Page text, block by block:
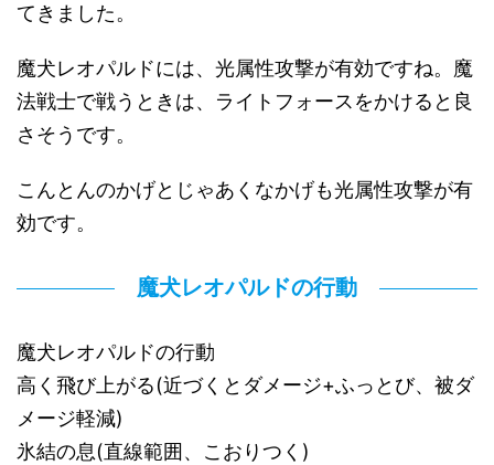
てきました。
魔犬レオパルドには、光属性攻撃が有効ですね。魔
法戦士で戦うときは、ライトフォースをかけると良
さそうです。
こんとんのかげとじゃあくなかげも光属性攻撃が有
効です。
魔犬レオパルドの行動
魔犬レオパルドの行動
高く飛び上がる(近づくとダメージ+ふっとび、被ダ
メージ軽減)
氷結の息(直線範囲、こおりつく)